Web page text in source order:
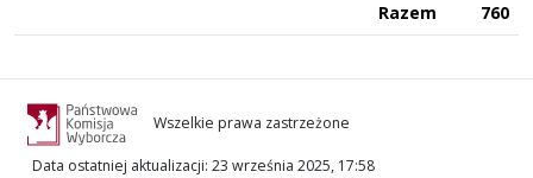
Razem
760
Wszelkie prawa zastrzeżone
Data ostatniej aktualizacji: 23 września 2025, 17:58